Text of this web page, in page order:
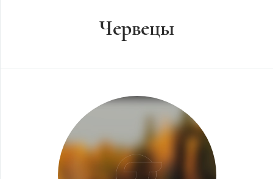
Червецы